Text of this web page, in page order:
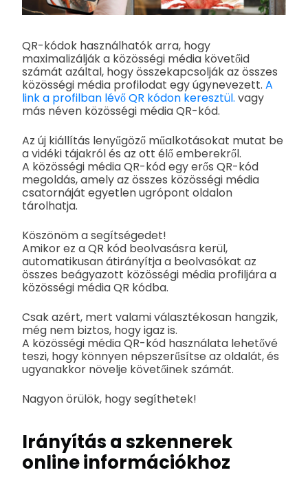
QR-kódok használhatók arra, hogy
maximalizálják a közösségi média követőid
számát azáltal, hogy összekapcsolják az összes
közösségi média profilodat egy úgynevezett. A
link a profilban lévő QR kódon keresztül. vagy
más néven közösségi média QR-kód.
Az új kiállítás lenyűgöző műalkotásokat mutat be
a vidéki tájakról és az ott élő emberekről.
A közösségi média QR-kód egy erős QR-kód
megoldás, amely az összes közösségi média
csatornáját egyetlen ugrópont oldalon
tárolhatja.
Köszönöm a segítségedet!
Amikor ez a QR kód beolvasásra kerül,
automatikusan átirányítja a beolvasókat az
összes beágyazott közösségi média profiljára a
közösségi média QR kódba.
Csak azért, mert valami választékosan hangzik,
még nem biztos, hogy igaz is.
A közösségi média QR-kód használata lehetővé
teszi, hogy könnyen népszerűsítse az oldalát, és
ugyanakkor növelje követőinek számát.
Nagyon örülök, hogy segíthetek!
Irányítás a szkennerek
online információkhoz